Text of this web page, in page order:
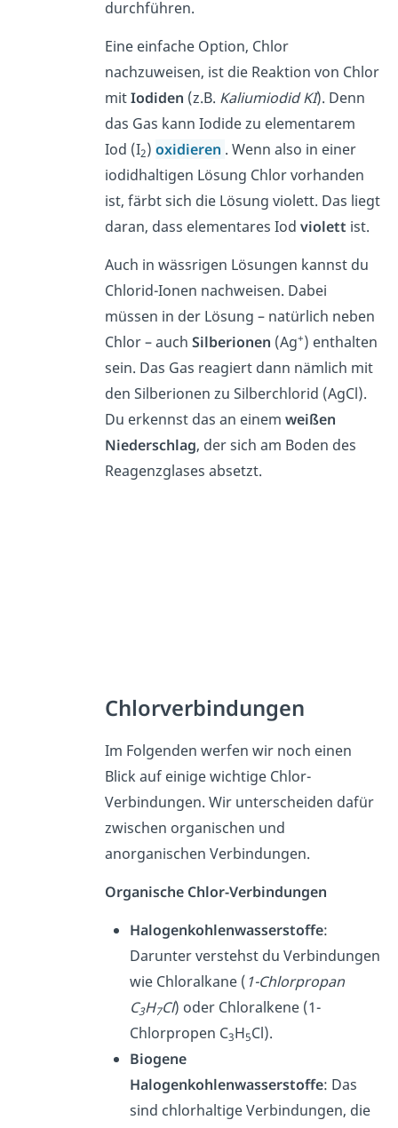
durchführen.
Eine einfache Option, Chlor
nachzuweisen, ist die Reaktion von Chlor
mitIodiden (z.B. Kaliumiodid KI). Denn
das Gas kann Iodide zu elementarem
Iod (I2) oxidieren . Wenn also in einer
iodidhaltigen Lösung Chlor vorhanden
ist, färbt sich die Lösung violett. Das liegt
daran, dass elementares Iod violett ist.
Auch in wässrigen Lösungen kannst du
Chlorid-Ionen nachweisen. Dabei
müssen in der Lösung – natürlich neben
Chlor – auch Silberionen (Ag+) enthalten
sein. Das Gas reagiert dann nämlich mit
den Silberionen zu Silberchlorid (AgCl).
Du erkennst das an einem weißen
Niederschlag, der sich am Boden des
Reagenzglases absetzt.
Chlorverbindungen
Im Folgenden werfen wir noch einen
Blick auf einige wichtige Chlor-
Verbindungen. Wir unterscheiden dafür
zwischen organischen und
anorganischen Verbindungen.
Organische Chlor-Verbindungen
Halogenkohlenwasserstoffe:
Darunter verstehst du Verbindungen
wie Chloralkane ( 1-Chlorpropan
C3H7Cl) oder Chloralkene (1-
Chlorpropen C3H5Cl).
Biogene
Halogenkohlenwasserstoffe: Das
sind chlorhaltige Verbindungen, die